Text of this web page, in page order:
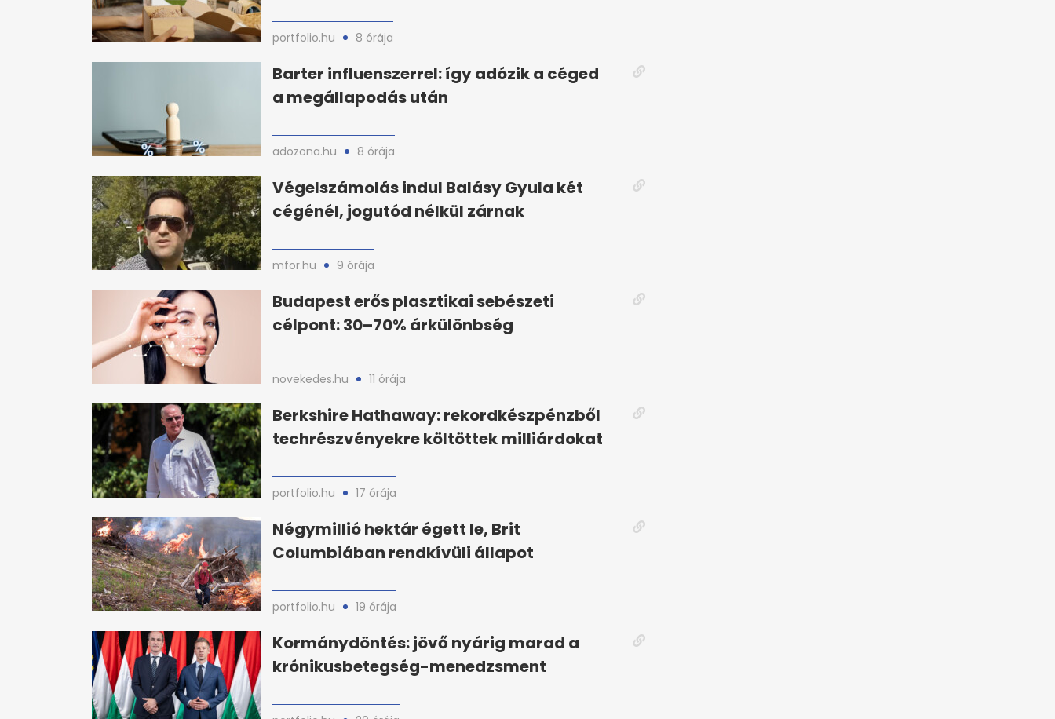
portfolio.hu 8 órája
Barter influenszerrel: így adózik a céged
a megállapodás után
adozona.hu 8 órája
Végelszámolás indul Balásy Gyula két
cégénél, jogutód nélkül zárnak
mfor.hu 9 órája
Budapest erős plasztikai sebészeti
célpont: 30–70% árkülönbség
novekedes.hu 11 órája
Berkshire Hathaway: rekordkészpénzből
techrészvényekre költöttek milliárdokat
portfolio.hu 17 órája
Négymillió hektár égett le, Brit
Columbiában rendkívüli állapot
portfolio.hu 19 órája
Kormánydöntés: jövő nyárig marad a
krónikusbetegség-menedzsment